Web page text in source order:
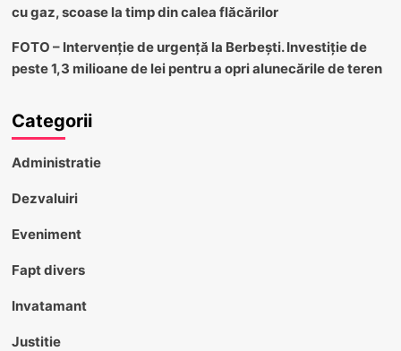
cu gaz, scoase la timp din calea flăcărilor
FOTO – Intervenție de urgență la Berbești. Investiție de
peste 1,3 milioane de lei pentru a opri alunecările de teren
Categorii
Administratie
Dezvaluiri
Eveniment
Fapt divers
Invatamant
Justitie